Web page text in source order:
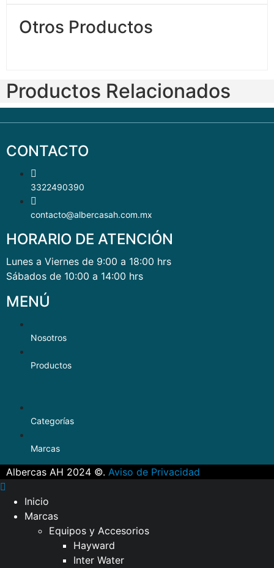
Otros Productos
Productos Relacionados
CONTACTO
3322490390
contacto@albercasah.com.mx
HORARIO DE ATENCIÓN
Lunes a Viernes de 9:00 a 18:00 hrs
Sábados de 10:00 a 14:00 hrs
MENÚ
Nosotros
Productos
Categorías
Marcas
Albercas AH 2024 ©. Aviso de Privacidad
Inicio
Marcas
Equipos y Accesorios
Hayward
Inter Water